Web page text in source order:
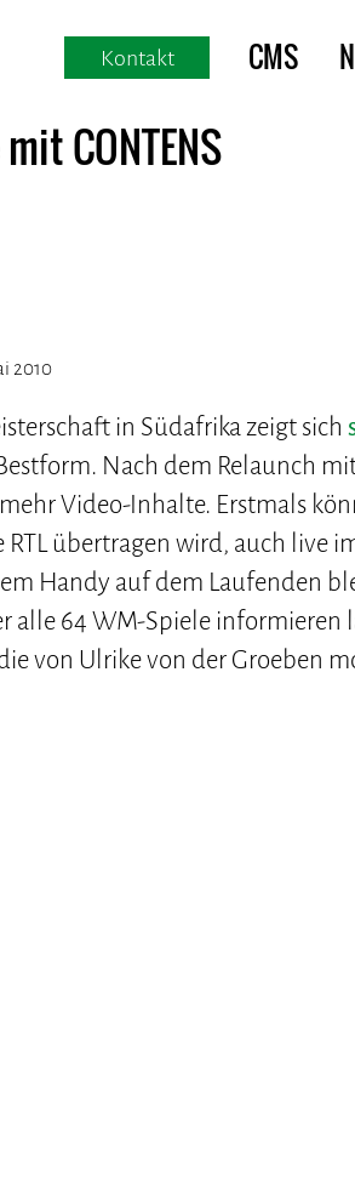
Kontakt CMS
CONTENS
2010
in Südafrika zeigt sich
Nach dem Relaunch
Video-Inhalte. Erstmals
übertragen wird, auch live
Handy auf dem Laufenden
alle 64 WM-Spiele informieren
von Ulrike von der Groeben